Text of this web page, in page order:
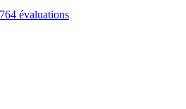
764 évaluations